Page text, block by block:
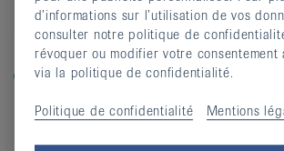
S’inscrire
Légende
Dans les cours labellisés «equilibre-en-
ainsi les chutes.
d’informations sur l’utilisation de vos
consulter notre politique de
révoquer ou modifier votre consentement
via la politique de confidentialité.
Politique de confidentialité Mentions